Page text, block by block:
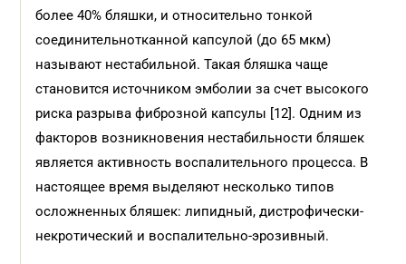
более 40% бляшки, и относительно тонкой
соединительнотканной капсулой (до 65 мкм)
называют нестабильной. Такая бляшка чаще
становится источником эмболии за счет высокого
риска разрыва фиброзной капсулы [12]. Одним из
факторов возникновения нестабильности бляшек
является активность воспалительного процесса. В
настоящее время выделяют несколько типов
осложненных бляшек: липидный, дистрофически-
некротический и воспалительно-эрозивный.